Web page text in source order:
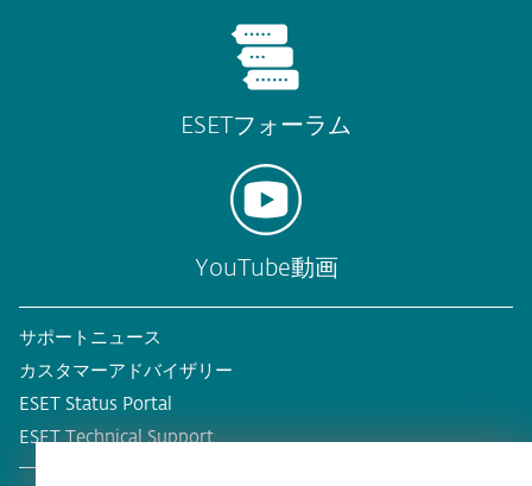
ESETフォーラム
YouTube動画
サポートニュース
カスタマーアドバイザリー
ESET Status Portal
ESET Technical Support